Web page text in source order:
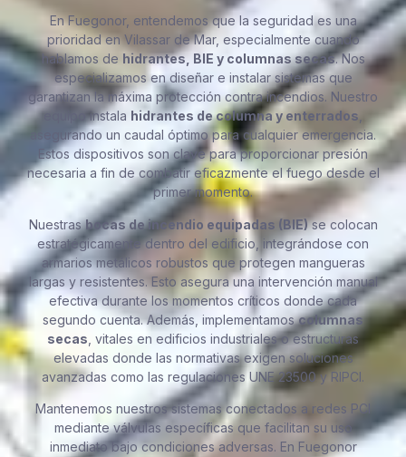
En Fuegonor, entendemos que la seguridad es una
prioridad en Vilassar de Mar, especialmente cuando
hablamos de hidrantes, BIE y columnas secas. Nos
especializamos en diseñar e instalar sistemas que
garantizan la máxima protección contra incendios. Nuestro
equipo instala hidrantes de columna y enterrados,
asegurando un caudal óptimo para cualquier emergencia.
Estos dispositivos son clave para proporcionar presión
necesaria a fin de combatir eficazmente el fuego desde el
primer momento.
Nuestrasbocas de incendio equipadas (BIE)se colocan
estratégicamente dentro del edificio, integrándose con
armarios metálicos robustos que protegen mangueras
largas y resistentes. Esto asegura una intervención manual
efectiva durante los momentos críticos donde cada
segundo cuenta. Además, implementamoscolumnas
secas , vitales en edificios industriales o estructuras
elevadas donde las normativas exigen soluciones
avanzadas como las regulaciones UNE 23500 y RIPCI.
Mantenemos nuestros sistemas conectados a redes PCI
mediante válvulas específicas que facilitan su uso
inmediato bajo condiciones adversas. En Fuegonor